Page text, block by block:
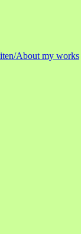
About my works